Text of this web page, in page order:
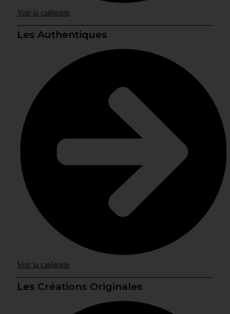
Voir la catégorie
Les Authentiques
Voir la catégorie
Les Créations Originales